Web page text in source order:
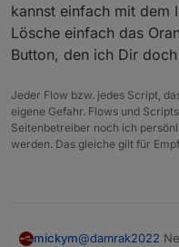
kannst einfach mit dem
Lösche einfach das
Button, den ich Dir
Jeder Flow bzw. jedes Script,
eigene Gefahr. Flows und
Seitenbetreiber noch ich
werden. Das gleiche gilt für
mickym@damrak2022